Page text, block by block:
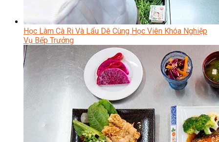
Học Làm Cà Ri Và Lẩu Dê Cùng Học Viên Khóa Nghiệp
Vụ Bếp Trưởng